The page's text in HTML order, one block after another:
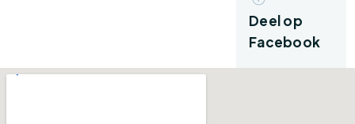
warme houten vloer en de frisse kleurstelling
zorgen voor een sfeervolle uitstraling. Er is
volop ruimte voor een royaal zitgedeelte waar
je gezellig samenkomt met familie of vrienden.
Deel op
Facebook